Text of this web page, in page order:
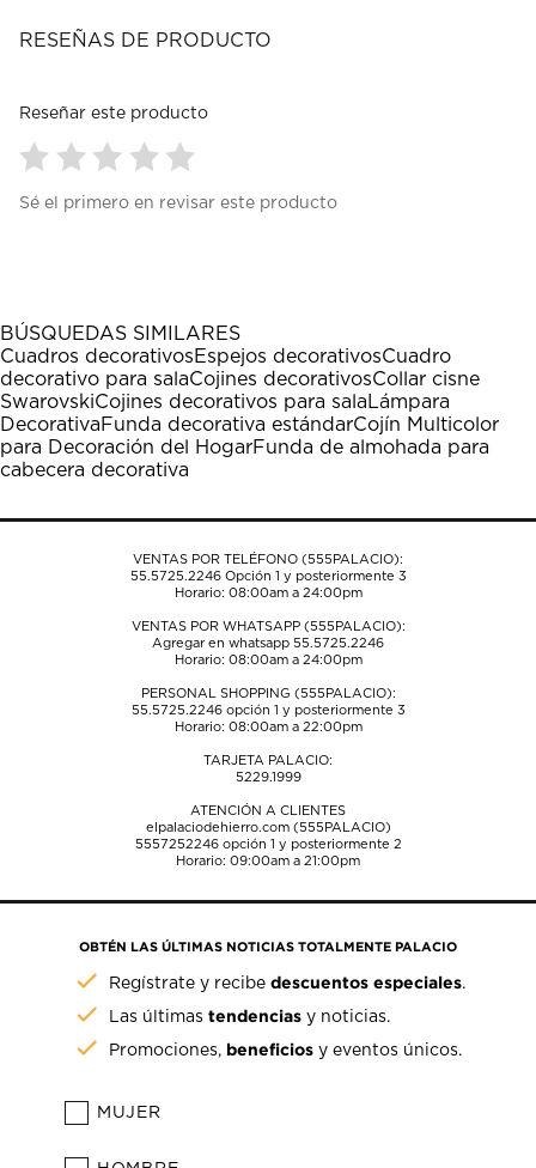
RESEÑAS DE PRODUCTO
Reseñar este producto
para
1
estrella
Esta
acción
abrirá
el
formulario
de
para
estrellas.
Esta
acción
abrirá
el
formulario
de
para
estrellas.
Esta
acción
abrirá
el
formulario
de
para
estrellas.
Esta
acción
abrirá
el
formulario
de
para
estrellas.
Esta
acción
abrirá
el
formulario
de
Sé el primero en revisar este producto
BÚSQUEDAS SIMILARES
Cuadros decorativosEspejos decorativosCuadro
decorativo para salaCojines decorativosCollar cisne
SwarovskiCojines decorativos para sala Lámpara
DecorativaFunda decorativa estándarCojín Multicolor
para Decoración del HogarFunda de almohada para
cabecera decorativa
VENTAS POR TELÉFONO (555PALACIO):
55.5725.2246Opción 1 y posteriormente 3
Horario: 08:00am a 24:00pm
VENTAS POR WHATSAPP (555PALACIO):
Agregar en whatsapp 55.5725.2246
Horario: 08:00am a 24:00pm
PERSONAL SHOPPING (555PALACIO):
55.5725.2246opción 1 y posteriormente 3
Horario: 08:00am a 22:00pm
TARJETA PALACIO:
5229.1999
ATENCIÓN A CLIENTES
elpalaciodehierro.com (555PALACIO)
5557252246opción 1 y posteriormente 2
Horario: 09:00am a 21:00pm
OBTÉN LAS ÚLTIMAS NOTICIAS TOTALMENTE PALACIO
Regístrate y recibedescuentos especiales.
Las últimastendencias y noticias.
Promociones, beneficios y eventos únicos.
MUJER